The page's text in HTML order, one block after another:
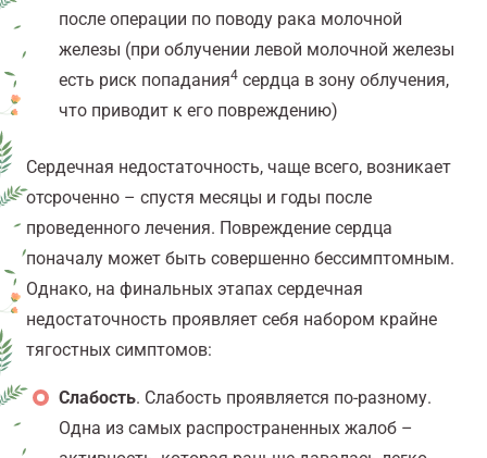
после операции по поводу рака молочной
железы (при облучении левой молочной железы
есть риск попадания4 сердца в зону облучения,
что приводит к его повреждению)
Сердечная недостаточность, чаще всего, возникает
отсроченно – спустя месяцы и годы после
проведенного лечения. Повреждение сердца
поначалу может быть совершенно бессимптомным.
Однако, на финальных этапах сердечная
недостаточность проявляет себя набором крайне
тягостных симптомов:
Слабость. Слабость проявляется по-разному.
Одна из самых распространенных жалоб –